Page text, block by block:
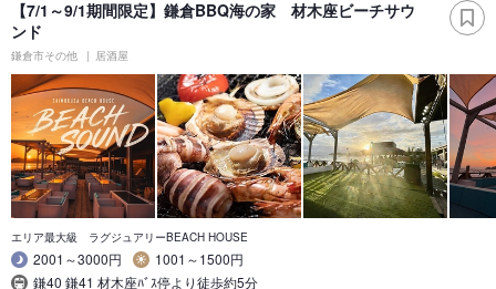
【7/1～9/1期間限定】鎌倉BBQ海の家 材木座ビーチサウ
ンド
鎌倉市その他 居酒屋
エリア最大級 ラグジュアリーBEACH HOUSE
2001～3000円
1001～1500円
鎌40 鎌41 材木座ﾊﾞｽ停より徒歩約5分